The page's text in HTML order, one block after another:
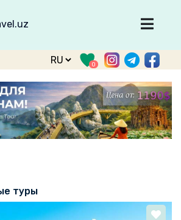
Главная
Направления
Туры
Тур. фирмы
Табло прилета
Войти
0
туры